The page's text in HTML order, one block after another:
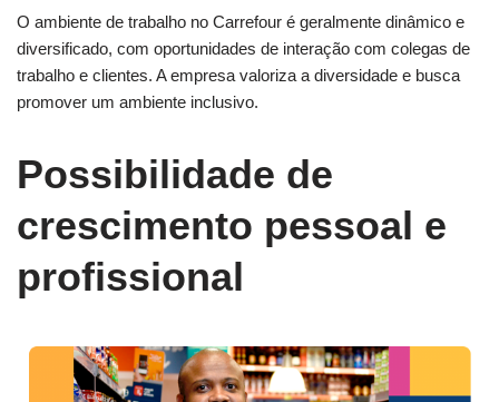
O ambiente de trabalho no Carrefour é geralmente dinâmico e
diversificado, com oportunidades de interação com colegas de
trabalho e clientes. A empresa valoriza a diversidade e busca
promover um ambiente inclusivo.
Possibilidade de
crescimento pessoal e
profissional